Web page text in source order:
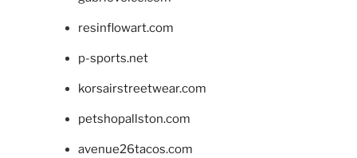
resinflowart.com
p-sports.net
korsairstreetwear.com
petshopallston.com
avenue26tacos.com